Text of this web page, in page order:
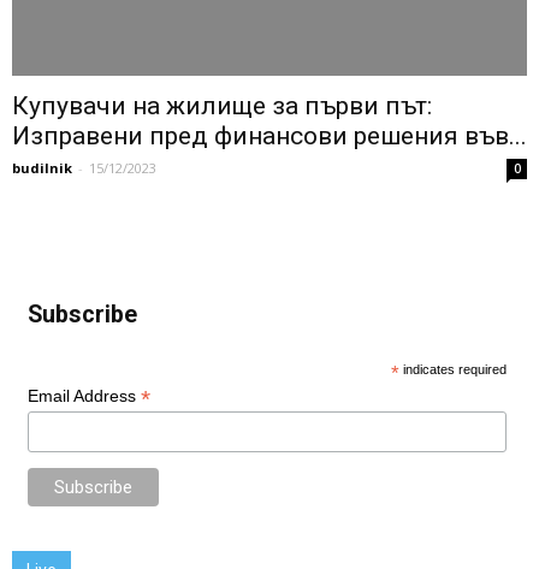
Купувачи на жилище за първи път:
Изправени пред финансови решения във...
budilnik - 15/12/2023 0
Subscribe
* indicates required
Email Address *